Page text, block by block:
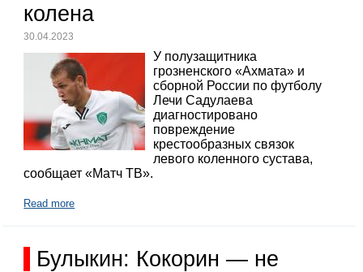
колена
30.04.2023
У полузащитника
грозненского «Ахмата» и
сборной России по футболу
Лечи Садулаева
диагностировано
повреждение
крестообразных связок
левого коленного сустава,
сообщает «Матч ТВ».
Read more
Булыкин: Кокорин — не